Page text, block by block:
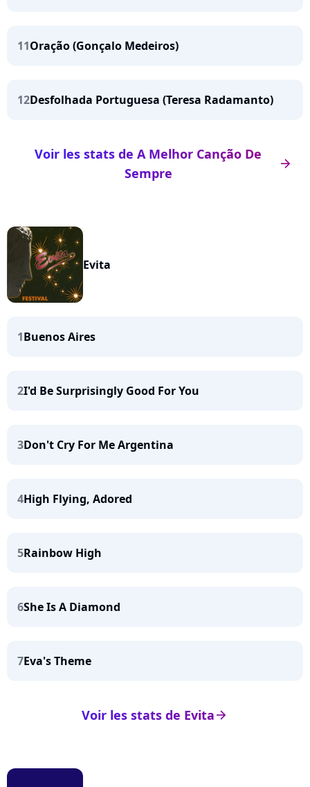
11Oração (Gonçalo Medeiros)
12Desfolhada Portuguesa (Teresa Radamanto)
arrow_right
Voir les stats de A Melhor Canção De
Sempre
Evita
1Buenos Aires
2I'd Be Surprisingly Good For You
3Don't Cry For Me Argentina
4High Flying, Adored
5Rainbow High
6She Is A Diamond
7Eva's Theme
arrow_right
Voir les stats de Evita